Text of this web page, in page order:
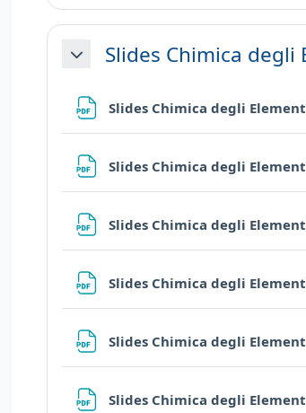
MinimizzaSlides Chimica degli
Slides Chimica degli
Slides Chimica degli
Slides Chimica degli
Slides Chimica degli
Slides Chimica degli
Slides Chimica degli